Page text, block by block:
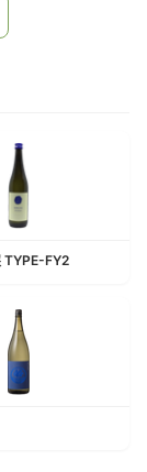
TYPE-FY2